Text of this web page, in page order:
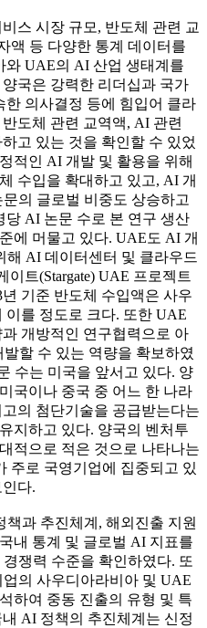
스 시장 규모, 반도체 관련 교
액 등 다양한 통계 데이터를
와 UAE의 AI 산업 생태계를
국은 강력한 리더십과 국가
한 의사결정 등에 힘입어 클라
도체 관련 교역액, AI 관련
고 있는 것을 확인할 수 있었
적인 AI 개발 및 활용을 위해
수입을 확대하고 있고, AI 개
의 글로벌 비중도 상승하고
당 AI 논문 수로 본 연구 생산
에 머물고 있다. UAE도 AI 개
해 AI 데이터센터 및 클라우드
트(Stargate) UAE 프로젝트
기준 반도체 수입액은 사우
이를 정도로 크다. 또한 UAE
개방적인 연구협력으로 아
할 수 있는 역량을 확보하였
수는 미국을 앞서고 있다. 양
국이나 중국 중 어느 한 나라
의 첨단기술을 공급받는다는
지하고 있다. 양국의 벤처투
적으로 적은 것으로 나타나는
주로 국영기업에 집중되고 있
다.
과 추진체계, 해외진출 지원
내 통계 및 글로벌 AI 지표를
쟁력 수준을 확인하였다. 또
의 사우디아라비아 및 UAE
하여 중동 진출의 유형 및 특
AI 정책의 추진체계는 신정